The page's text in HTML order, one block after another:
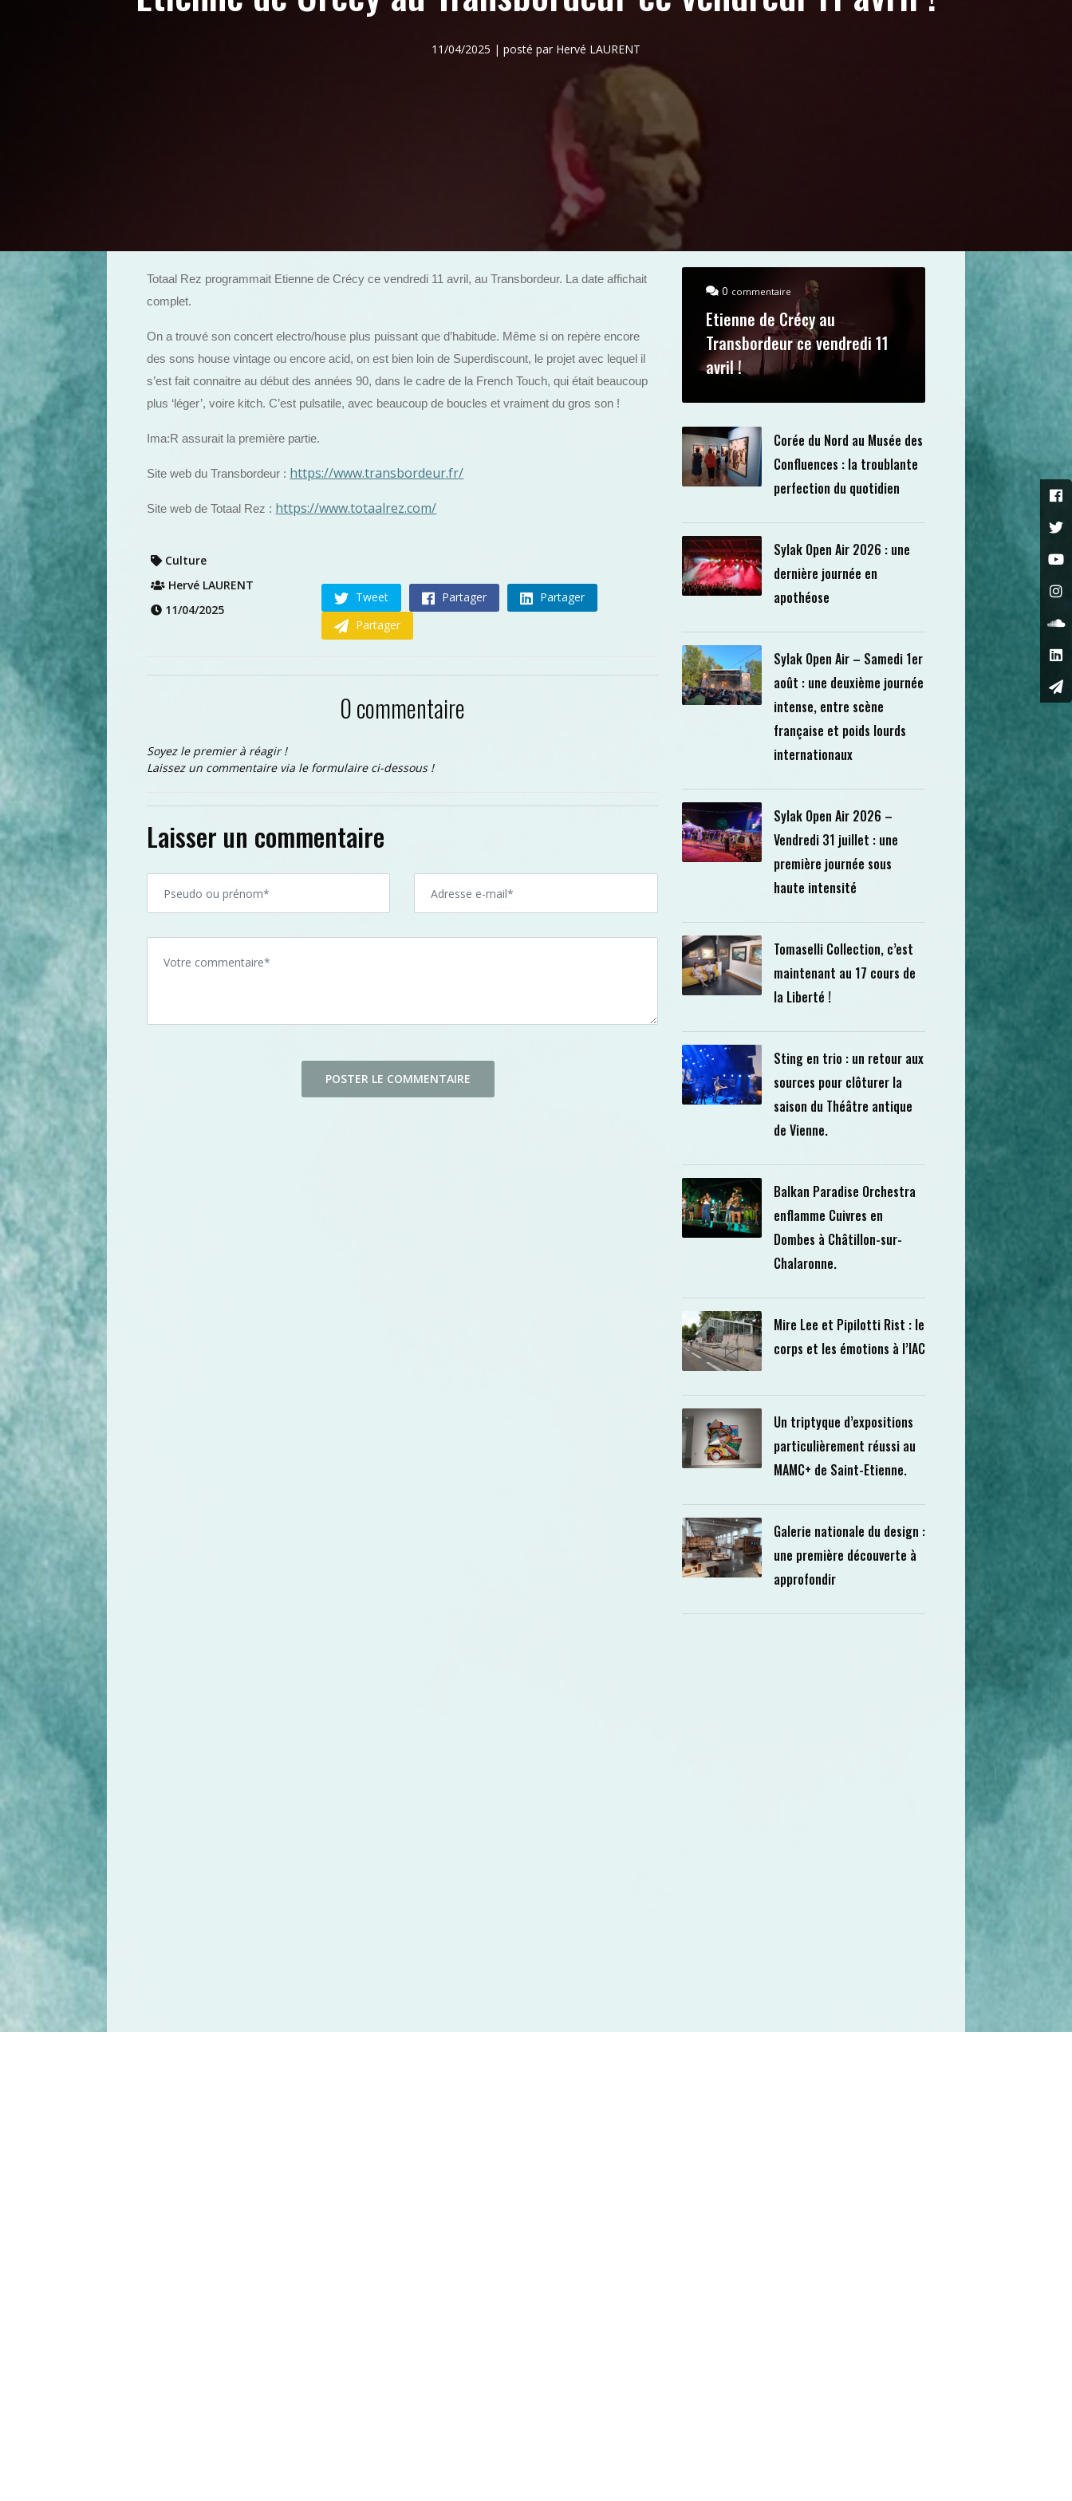
11/04/2025 | posté par Hervé LAURENT
Totaal Rez programmait Etienne de Crécy ce vendredi 11 avril, au Transbordeur. La date affichait
complet.
On a trouvé son concert electro/house plus puissant que d’habitude. Même si on repère encore
des sons house vintage ou encore acid, on est bien loin de Superdiscount, le projet avec lequel il
s’est fait connaitre au début des années 90, dans le cadre de la French Touch, qui était beaucoup
plus ‘léger’, voire kitch. C’est pulsatile, avec beaucoup de boucles et vraiment du gros son !
Ima:R assurait la première partie.
Site web du Transbordeur : https://www.transbordeur.fr/
Site web de Totaal Rez : https://www.totaalrez.com/
Culture
Hervé LAURENT
11/04/2025
Tweet Partager
Partager
Partager
0 commentaire
Soyez le premier à réagir !
Laissez un commentaire via le formulaire ci-dessous !
Laisser un commentaire
0 commentaire
Etienne de Crécy au
Transbordeur ce vendredi 11
avril !
Corée du Nord au Musée des
Confluences : la troublante
perfection du quotidien
Sylak Open Air 2026 : une
dernière journée en
apothéose
Sylak Open Air – Samedi 1er
août : une deuxième journée
intense, entre scène
française et poids lourds
internationaux
Sylak Open Air 2026 –
Vendredi 31 juillet : une
première journée sous
haute intensité
Tomaselli Collection, c’est
maintenant au 17 cours de
la Liberté !
Sting en trio : un retour aux
sources pour clôturer la
saison du Théâtre antique
de Vienne.
Balkan Paradise Orchestra
enflamme Cuivres en
Dombes à Châtillon-sur-
Chalaronne.
Mire Lee et Pipilotti Rist : le
corps et les émotions à l’IAC
Un triptyque d’expositions
particulièrement réussi au
MAMC+ de Saint-Etienne.
Galerie nationale du design :
une première découverte à
approfondir